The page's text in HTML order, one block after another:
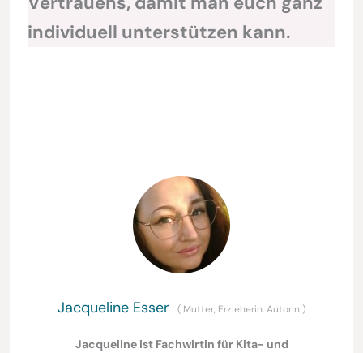
individuell unterstützen kann.
Jacqueline Esser ( Mutter, Erzieherin, Autorin )
Jacqueline ist Fachwirtin für Kita- und